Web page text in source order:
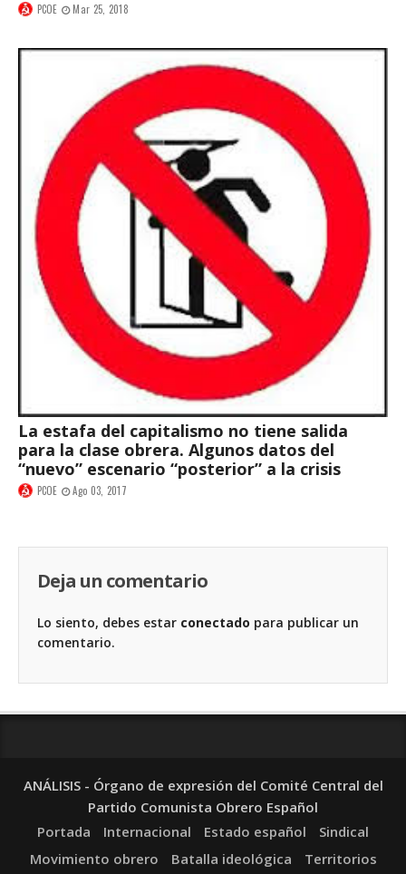
PCOE Mar 25, 2018
La estafa del capitalismo no tiene salida
para la clase obrera. Algunos datos del
“nuevo” escenario “posterior” a la crisis
PCOE Ago 03, 2017
Deja un comentario
Lo siento, debes estar conectado para publicar un
comentario.
ANÁLISIS - Órgano de expresión del Comité Central del
Partido Comunista Obrero Español
Portada
Internacional Estado español
Sindical
Movimiento obrero
Batalla ideológica Territorios